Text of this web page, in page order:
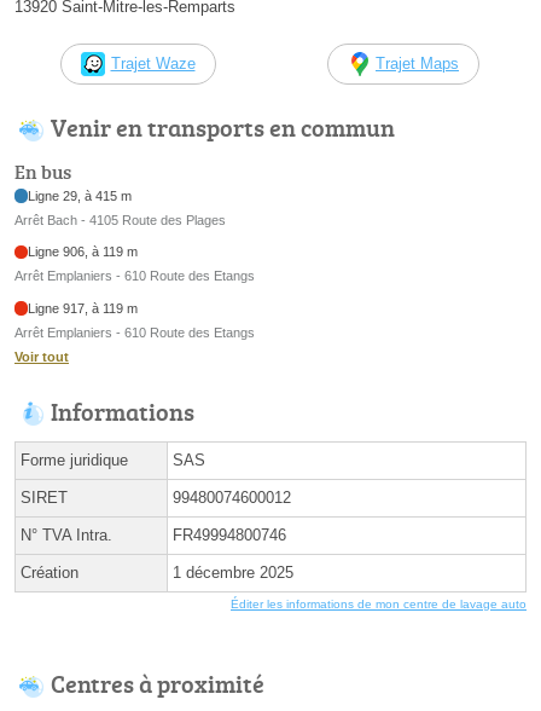
13920 Saint-Mitre-les-Remparts
Trajet Waze Trajet Maps
Venir en transports en commun
En bus
Ligne 29, à 415 m
Arrêt Bach - 4105 Route des Plages
Ligne 906, à 119 m
Arrêt Emplaniers - 610 Route des Etangs
Ligne 917, à 119 m
Arrêt Emplaniers - 610 Route des Etangs
Voir tout
Informations
Forme juridique SAS
SIRET 99480074600012
N° TVA Intra. FR49994800746
Création 1 décembre 2025
Éditer les informations de mon centre de lavage auto
Centres à proximité